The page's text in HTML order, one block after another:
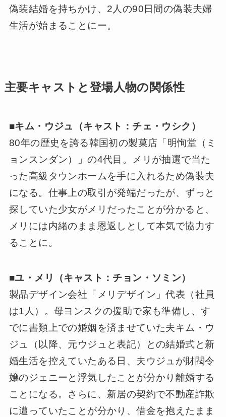
偽装結婚を持ちかけ、2人の90日間の偽装夫婦
生活が始まることにー。
主要キャストと登場人物の関係性
■キム・ウジュ（キャスト：チェ・ウシク）
80年の歴史を誇る韓国初の製菓店「明恂堂（ミ
ョンスンダン）」の4代目。メリが抽選で当た
った高級タウンホームを手に入れるため偽装夫
になる。仕事上の取引が発端だったが、ずっと
探していた少女がメリだったことが分かると、
メリには内緒のまま恩返しとして本気で協力す
ることに。
■ユ・メリ（キャスト：チョン・ソミン）
製品デザイン会社「メリデザイン」代表（社員
は1人）。母ヨンスクの援助で家も準備し、す
でに書類上での婚姻を済ませていた夫キム・ウ
ジュ（以降、元ウジュと表記）との結婚式と新
婚生活を控えていたある日、夫ウジュが財閥令
嬢のジェニーと浮気したことが分かり離婚する
ことになる。さらに、新居の契約で不動産詐欺
に遭っていたことが分かり、借金を抱えたまま